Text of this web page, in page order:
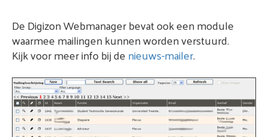
De Digizon Webmanager bevat ook een module
waarmee mailingen kunnen worden verstuurd.
Kijk voor meer info bij denieuws-mailer.